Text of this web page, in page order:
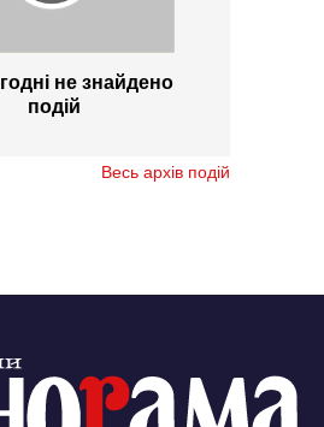
не знайдено
подій
Весь архів подій